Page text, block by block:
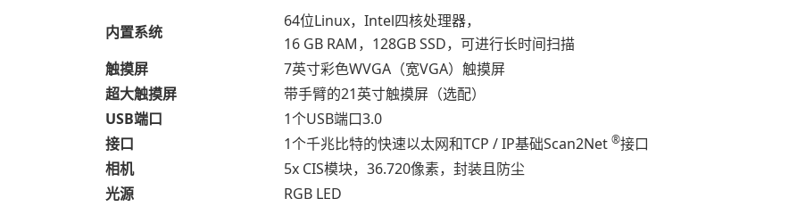
内置系统
64位Linux，Intel四核处理器，
16 GB RAM，128GB SSD，可进行长时间扫描
触摸屏
7英寸彩色WVGA（宽VGA）触摸屏
超大触摸屏
带手臂的21英寸触摸屏（选配）
USB端口
1个USB端口3.0
接口
1个千兆比特的快速以太网和TCP / IP基础Scan2Net ®接口
相机
5x CIS模块，36.720像素，封装且防尘
光源
RGB LED